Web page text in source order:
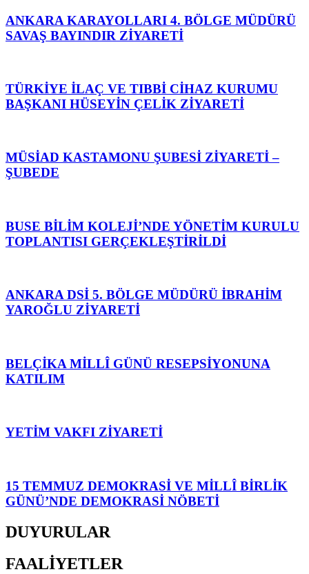
ANKARA KARAYOLLARI 4. BÖLGE MÜDÜRÜ
SAVAŞ BAYINDIR ZİYARETİ
TÜRKİYE İLAÇ VE TIBBİ CİHAZ KURUMU
BAŞKANI HÜSEYİN ÇELİK ZİYARETİ
MÜSİAD KASTAMONU ŞUBESİ ZİYARETİ –
ŞUBEDE
BUSE BİLİM KOLEJİ’NDE YÖNETİM KURULU
TOPLANTISI GERÇEKLEŞTİRİLDİ
ANKARA DSİ 5. BÖLGE MÜDÜRÜ İBRAHİM
YAROĞLU ZİYARETİ
BELÇİKA MİLLÎ GÜNÜ RESEPSİYONUNA
KATILIM
YETİM VAKFI ZİYARETİ
15 TEMMUZ DEMOKRASİ VE MİLLÎ BİRLİK
GÜNÜ’NDE DEMOKRASİ NÖBETİ
DUYURULAR
FAALİYETLER